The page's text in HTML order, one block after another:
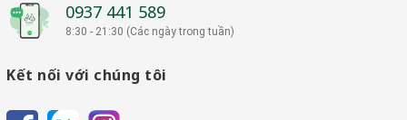
0937 441 589
8:30 - 21:30 (Các ngày trong tuần)
Kết nối với chúng tôi